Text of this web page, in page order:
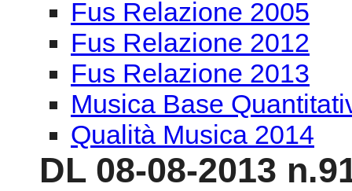
Fus Relazione 2005
Fus Relazione 2012
Fus Relazione 2013
Musica Base
Qualità Musica 2014
DL 08-08-2013